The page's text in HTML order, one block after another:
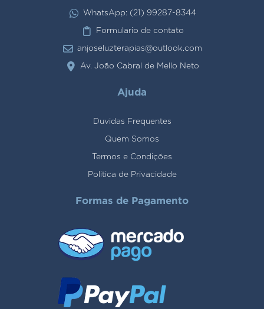
WhatsApp: (21) 99287-8344
Formulario de contato
anjoseluzterapias@outlook.com
Av. João Cabral de Mello Neto
Ajuda
Duvidas Frequentes
Quem Somos
Termos e Condições
Politica de Privacidade
Formas de Pagamento